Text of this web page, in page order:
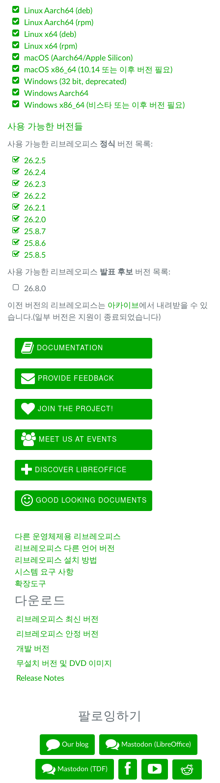
Linux Aarch64 (deb)
Linux Aarch64 (rpm)
Linux x64 (deb)
Linux x64 (rpm)
macOS (Aarch64/Apple Silicon)
macOS x86_64 (10.14 또는 이후 버전 필요)
Windows (32 bit, deprecated)
Windows Aarch64
Windows x86_64 (비스타 또는 이후 버전 필요)
사용 가능한 버전들
사용 가능한 리브레오피스 정식 버전 목록:
26.2.5
26.2.4
26.2.3
26.2.2
26.2.1
26.2.0
25.8.7
25.8.6
25.8.5
사용 가능한 리브레오피스 발표 후보 버전 목록:
26.8.0
이전 버전의 리브레오피스는 아카이브 에서 내려받을 수 있
습니다.(일부 버전은 지원이 종료되었습니다)
DOCUMENTATION
PROVIDE FEEDBACK
JOIN THE PROJECT!
MEET US AT EVENTS
DISCOVER LIBREOFFICE
GOOD LOOKING DOCUMENTS
다른 운영체제용 리브레오피스
리브레오피스 다른 언어 버전
리브레오피스 설치 방법
시스템 요구 사항
확장도구
다운로드
리브레오피스 최신 버전
리브레오피스 안정 버전
개발 버전
무설치 버전 및 DVD 이미지
Release Notes
팔로잉하기
Our blog Mastodon (LibreOffice)
Mastodon (TDF)